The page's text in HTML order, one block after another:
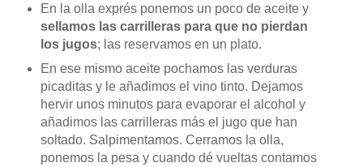
En la olla exprés ponemos un poco de aceite y
sellamos las carrilleras para que no pierdan
los jugos; las reservamos en un plato.
En ese mismo aceite pochamos las verduras
picaditas y le añadimos el vino tinto. Dejamos
hervir unos minutos para evaporar el alcohol y
añadimos las carrilleras más el jugo que han
soltado. Salpimentamos. Cerramos la olla,
ponemos la pesa y cuando dé vueltas contamos